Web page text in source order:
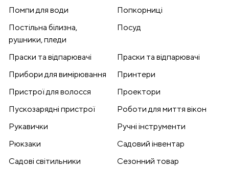
Помпи для води
Попкорниці
Постільна білизна,
рушники, пледи
Посуд
Праски та відпарювачі
Праски та відпарювачі
Прибори для вимірювання
Принтери
Пристрої для волосся
Проектори
Пускозарядні пристрої
Роботи для миття вікон
Рукавички
Ручні інструменти
Рюкзаки
Садовий інвентар
Садові світильники
Сезонний товар